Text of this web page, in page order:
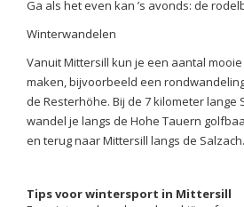
Ga als het even kan ’s avonds: de
Winterwandelen
Vanuit Mittersill kun je een aantal
maken, bijvoorbeeld een
de Resterhöhe. Bij de 7 kilometer lange
wandel je langs de Hohe Tauern
en terug naar Mittersill langs de Salzach.
Tips voor wintersport in Mittersill